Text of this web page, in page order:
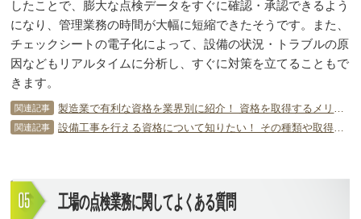
したことで、膨大な点検データをすぐに確認・承認できるよう
になり、管理業務の時間が大幅に短縮できたそうです。また、
チェックシートの電子化によって、設備の状況・トラブルの原
因などもリアルタイムに分析し、すぐに対策を立てることもで
きます。
関連記事 製造業で有利な資格を業界別に紹介！ 資格を取得するメリットも！
関連記事 設備工事を行える資格について知りたい！ その種類や取得方法とは？
工場の点検業務に関してよくある質問